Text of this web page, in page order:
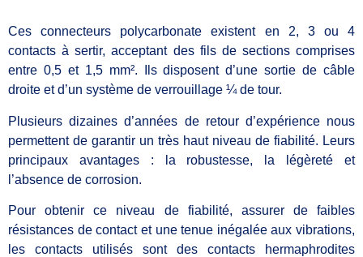
Ces connecteurs polycarbonate existent en 2, 3 ou 4
contacts à sertir, acceptant des fils de sections comprises
entre 0,5 et 1,5 mm². Ils disposent d’une sortie de câble
droite et d’un système de verrouillage ¼ de tour.
Plusieurs dizaines d’années de retour d’expérience nous
permettent de garantir un très haut niveau de fiabilité. Leurs
principaux avantages : la robustesse, la légèreté et
l’absence de corrosion.
Pour obtenir ce niveau de fiabilité, assurer de faibles
résistances de contact et une tenue inégalée aux vibrations,
les contacts utilisés sont des contacts hermaphrodites